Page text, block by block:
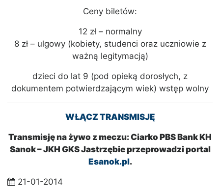
Ceny biletów:
12 zł – normalny
8 zł – ulgowy (kobiety, studenci oraz uczniowie z
ważną legitymacją)
dzieci do lat 9 (pod opieką dorosłych, z
dokumentem potwierdzającym wiek) wstęp wolny
WŁĄCZ TRANSMISJĘ
Transmisję na żywo z meczu: Ciarko PBS Bank KH
Sanok – JKH GKS Jastrzębie przeprowadzi portal
Esanok.pl.
21-01-2014